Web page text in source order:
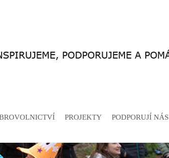
PROJEKTY PODPORUJÍ NÁS